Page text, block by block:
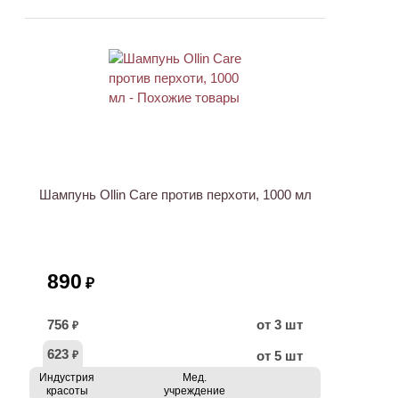
Шампунь Ollin Care против перхоти, 1000 мл
890 ₽
756 ₽
от 3 шт
623 ₽ от 5 шт
Индустрия
красоты
Мед.
учреждение